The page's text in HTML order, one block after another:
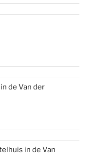
de Van der
in de Van